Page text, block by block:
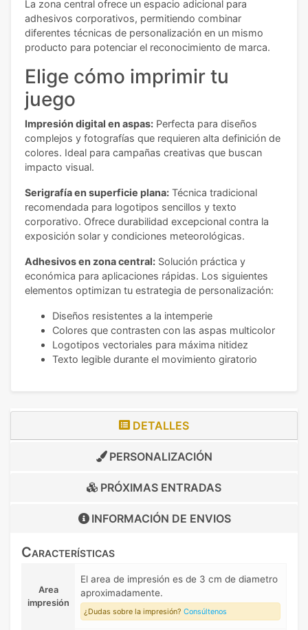
La zona central ofrece un espacio adicional para
adhesivos corporativos, permitiendo combinar
diferentes técnicas de personalización en un mismo
producto para potenciar el reconocimiento de marca.
Elige cómo imprimir tu
juego
Impresión digital en aspas: Perfecta para diseños
complejos y fotografías que requieren alta definición de
colores. Ideal para campañas creativas que buscan
impacto visual.
Serigrafía en superficie plana: Técnica tradicional
recomendada para logotipos sencillos y texto
corporativo. Ofrece durabilidad excepcional contra la
exposición solar y condiciones meteorológicas.
Adhesivos en zona central: Solución práctica y
económica para aplicaciones rápidas. Los siguientes
elementos optimizan tu estrategia de personalización:
Diseños resistentes a la intemperie
Colores que contrasten con las aspas multicolor
Logotipos vectoriales para máxima nitidez
Texto legible durante el movimiento giratorio
DETALLES
PERSONALIZACIÓN
PRÓXIMAS ENTRADAS
INFORMACIÓN DE ENVIOS
Características
Area
impresión
El area de impresión es de 3 cm de diametro
aproximadamente.
¿Dudas sobre la impresión? Consúltenos